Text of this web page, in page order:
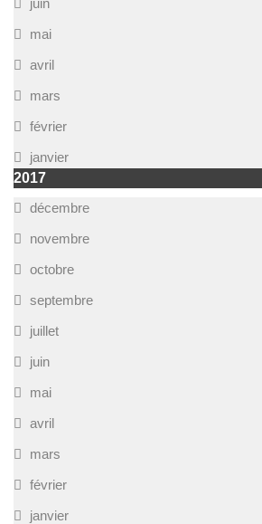
juin
mai
avril
mars
février
janvier
2017
décembre
novembre
octobre
septembre
juillet
juin
mai
avril
mars
février
janvier